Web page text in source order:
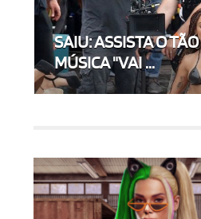
SAIU: ASSISTA O
MÚSICA "VAI ...